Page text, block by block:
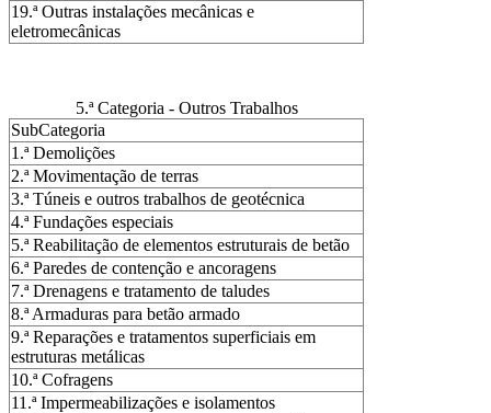
19.ª Outras instalações mecânicas e
eletromecânicas
5.ª Categoria - Outros Trabalhos
SubCategoria
1.ª Demolições
2.ª Movimentação de terras
3.ª Túneis e outros trabalhos de geotécnica
4.ª Fundações especiais
5.ª Reabilitação de elementos estruturais de betão
6.ª Paredes de contenção e ancoragens
7.ª Drenagens e tratamento de taludes
8.ª Armaduras para betão armado
9.ª Reparações e tratamentos superficiais em
estruturas metálicas
10.ª Cofragens
11.ª Impermeabilizações e isolamentos